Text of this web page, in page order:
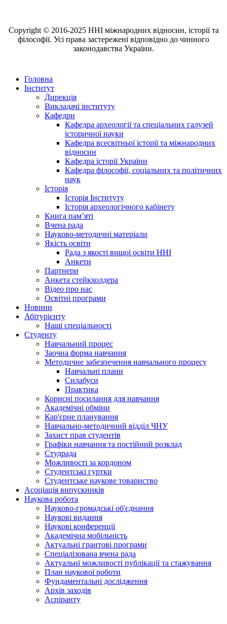
Copyright © 2016-2025 ННІ міжнародних відносин, історії та
філософії. Усі права застережені відповідно до чинного
законодавства України.
Головна
Інститут
Дирекція
Викладачі інституту
Кафедри
Кафедра археології та спеціальних галузей
історичної науки
Кафедра всесвітньої історії та міжнародних
відносин
Кафедра історії України
Кафедра філософії, соціальних та політичних
наук
Історія
Історія Інституту
Історія археологічного кабінету
Книга памʼяті
Вчена рада
Науково-методичні матеріали
Якість освіти
Рада з якості вищої освіти ННІ
Анкети
Партнери
Анкета стейкхолдера
Відео про нас
Освітні програми
Hовини
Абітурієнту
Наші спеціальності
Студенту
Навчальний процес
Заочна форма навчання
Методичне забезпечення навчального процесу
Навчальні плани
Силабуси
Практика
Корисні посилання для навчання
Академічні обміни
Кар'єрне планування
Навчально-методичний відділ ЧНУ
Захист прав студентів
Графіки навчання та постійний розклад
Студрада
Можливості за кордоном
Студентські гуртки
Студентське наукове товариство
Асоціація випускників
Наукова робота
Науково-громадські об'єднання
Наукові видання
Наукові конференції
Академічна мобільність
Актуальні грантові програми
Спеціалізована вчена рада
Актуальні можливості публікації та стажування
План наукової роботи
Фундаментальні дослідження
Архів заходів
Аспіранту